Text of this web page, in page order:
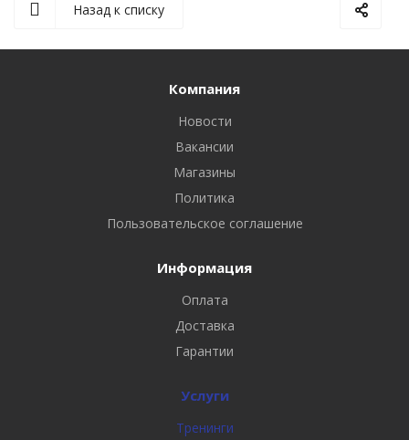
Назад к списку
Компания
Новости
Вакансии
Магазины
Политика
Пользовательское соглашение
Информация
Оплата
Доставка
Гарантии
Услуги
Тренинги